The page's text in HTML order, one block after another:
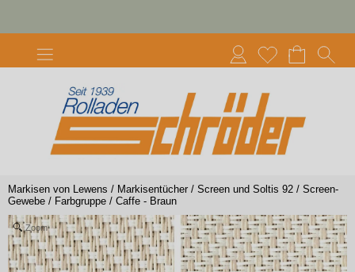
Markisen von Lewens / Markisentücher / Screen und Soltis 92 / Screen-
Gewebe / Farbgruppe / Caffe - Braun
Zoom